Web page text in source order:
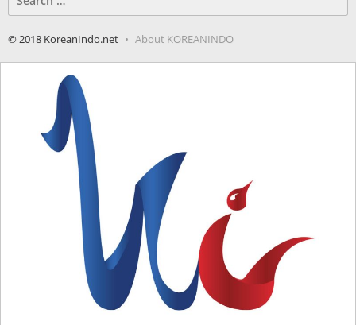
for:
© 2018 KoreanIndo.net About KOREANINDO